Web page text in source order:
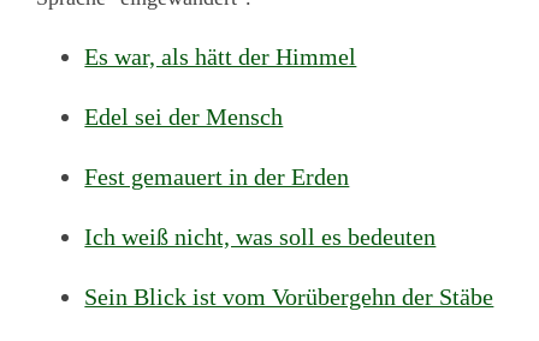
Es war, als hätt der Himmel
Edel sei der Mensch
Fest gemauert in der Erden
Ich weiß nicht, was soll es bedeuten
Sein Blick ist vom Vorübergehn der Stäbe